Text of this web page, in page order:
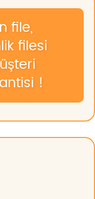
file,
filesi
!